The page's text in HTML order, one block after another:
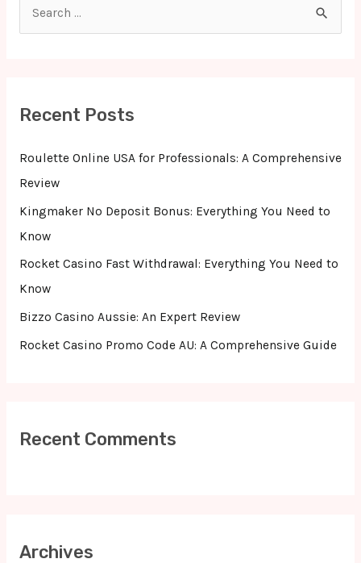
f
o
Recent Posts
Roulette Online USA for Professionals: A Comprehensive
Review
Kingmaker No Deposit Bonus: Everything You Need to
Know
Rocket Casino Fast Withdrawal: Everything You Need to
Know
Bizzo Casino Aussie: An Expert Review
Rocket Casino Promo Code AU: A Comprehensive Guide
Recent Comments
Archives